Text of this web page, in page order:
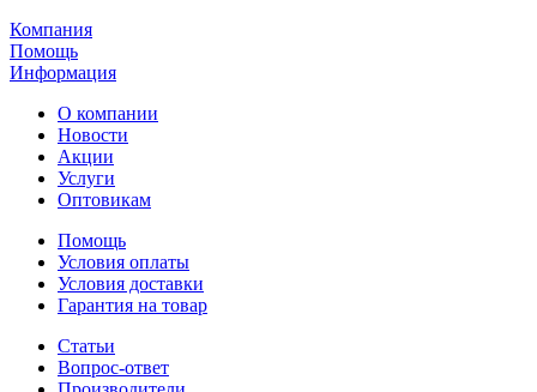
Компания
Помощь
Информация
О компании
Новости
Акции
Услуги
Оптовикам
Помощь
Условия оплаты
Условия доставки
Гарантия на товар
Статьи
Вопрос-ответ